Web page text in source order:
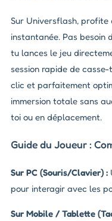
Sur Universflash, profite
instantanée. Pas besoin
tu lances le jeu
session rapide de
clic et parfaitement
immersion totale sans
toi ou en déplacement.
Guide du Joueur :
Sur PC (Souris/Clavier) :
pour interagir avec les
Sur Mobile / Tablette